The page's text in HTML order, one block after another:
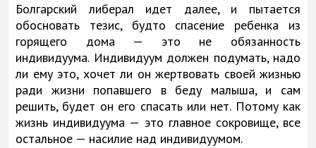
Болгарский либерал идет далее, и пытается
обосновать тезис, будто спасение ребенка из
горящего дома — это не обязанность
индивидуума. Индивидуум должен подумать, надо
ли ему это, хочет ли он жертвовать своей жизнью
ради жизни попавшего в беду малыша, и сам
решить, будет он его спасать или нет. Потому как
жизнь индивидуума — это главное сокровище, все
остальное — насилие над индивидуумом.